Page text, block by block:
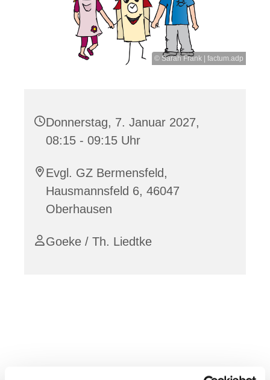
© Sarah Frank | factum.adp
Donnerstag, 7. Januar 2027,
08:15 - 09:15 Uhr
Evgl. GZ Bermensfeld,
Hausmannsfeld 6, 46047
Oberhausen
Goeke / Th. Liedtke